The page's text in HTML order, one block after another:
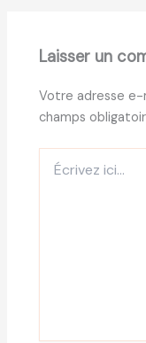
Laisser un
Votre adresse e-
champs
ici…